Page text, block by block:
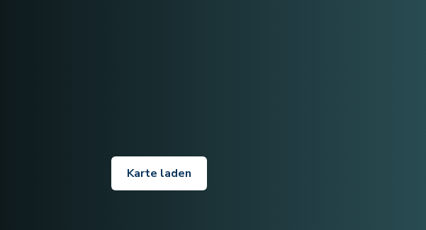
Karte laden